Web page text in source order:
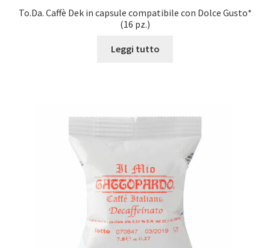
To.Da. Caffè Dek in capsule compatibile con Dolce Gusto*
(16 pz.)
Leggi tutto